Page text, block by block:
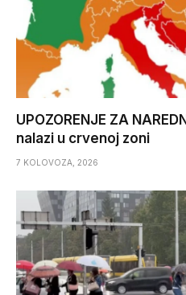
UPOZORENJE ZA
nalazi u crvenoj zoni
7 KOLOVOZA, 2026